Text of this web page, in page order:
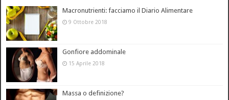
Macronutrienti: facciamo il Diario Alimentare
9 Ottobre 2018
Gonfiore addominale
15 Aprile 2018
Massa o definizione?